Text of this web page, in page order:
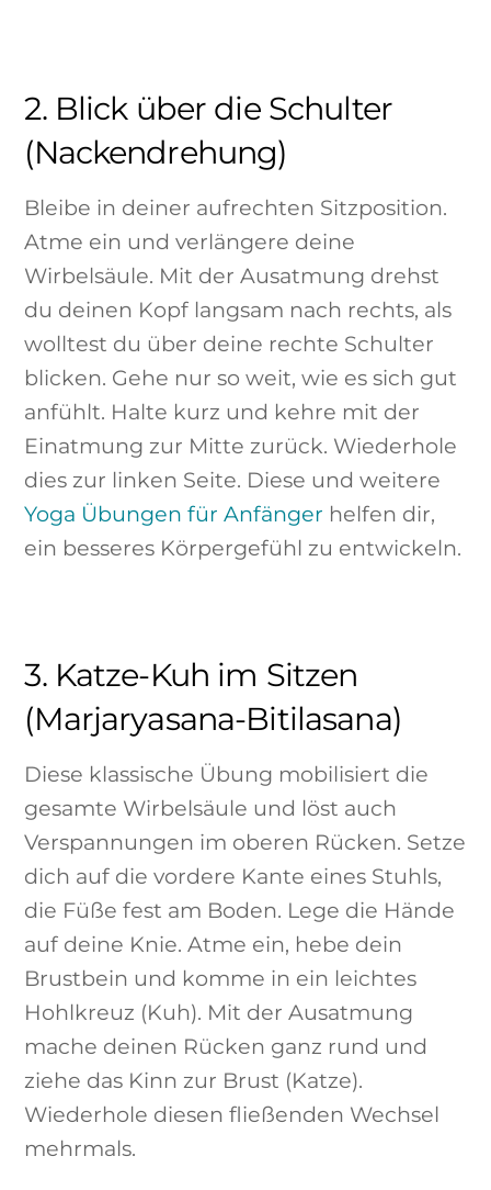
2. Blick über die Schulter
(Nackendrehung)
Bleibe in deiner aufrechten Sitzposition.
Atme ein und verlängere deine
Wirbelsäule. Mit der Ausatmung drehst
du deinen Kopf langsam nach rechts, als
wolltest du über deine rechte Schulter
blicken. Gehe nur so weit, wie es sich gut
anfühlt. Halte kurz und kehre mit der
Einatmung zur Mitte zurück. Wiederhole
dies zur linken Seite. Diese und weitere
Yoga Übungen für Anfänger helfen dir,
ein besseres Körpergefühl zu entwickeln.
3. Katze-Kuh im Sitzen
(Marjaryasana-Bitilasana)
Diese klassische Übung mobilisiert die
gesamte Wirbelsäule und löst auch
Verspannungen im oberen Rücken. Setze
dich auf die vordere Kante eines Stuhls,
die Füße fest am Boden. Lege die Hände
auf deine Knie. Atme ein, hebe dein
Brustbein und komme in ein leichtes
Hohlkreuz (Kuh). Mit der Ausatmung
mache deinen Rücken ganz rund und
ziehe das Kinn zur Brust (Katze).
Wiederhole diesen fließenden Wechsel
mehrmals.